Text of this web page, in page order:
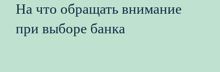
На что обращать внимание
при выборе банка